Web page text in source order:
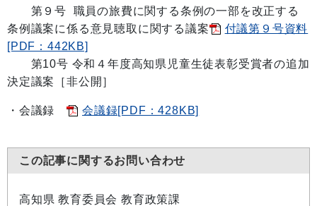
第９号 職員の旅費に関する条例の一部を改正する
条例議案に係る意見聴取に関する議案
付議第９号資料
[PDF：442KB]
第10号 令和４年度高知県児童生徒表彰受賞者の追加
決定議案［非公開］
・会議録 会議録[PDF：428KB]
この記事に関するお問い合わせ
高知県 教育委員会 教育政策課